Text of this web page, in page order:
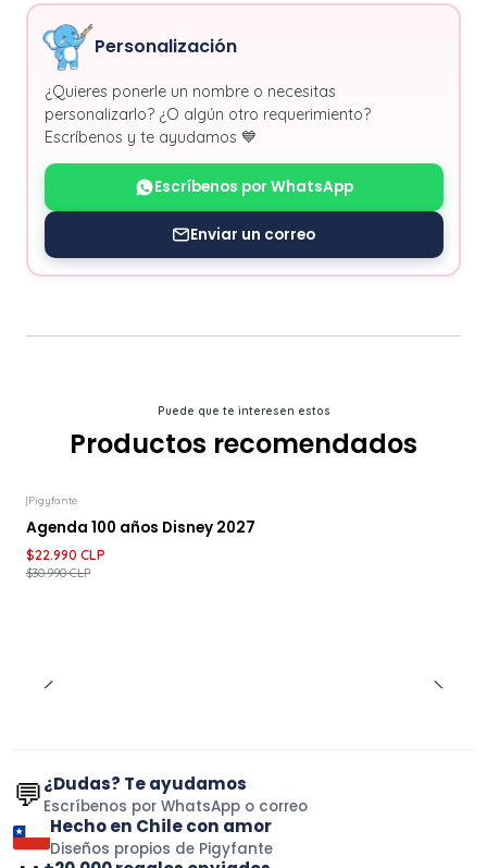
Personalización
¿Quieres ponerle un nombre o necesitas
personalizarlo? ¿O algún otro requerimiento?
Escríbenos y te ayudamos 💙
Escríbenos por WhatsApp
Enviar un correo
Puede que te interesen estos
Productos recomendados
-26% DESCUENTO
|Pigyfante
Agenda 100 años Disney 2027
$22.990 CLP
$30.990 CLP
💬¿Dudas? Te ayudamos
Escríbenos por WhatsApp o correo
Hecho en Chile con amor
Diseños propios de Pigyfante